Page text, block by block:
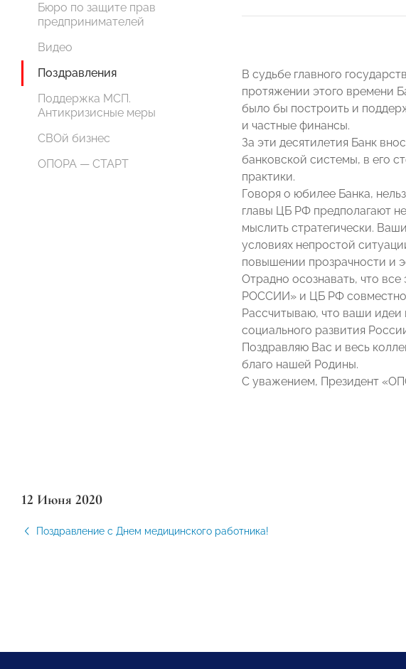
Бюро по защите прав
предпринимателей
Видео
Поздравления
Поддержка МСП.
Антикризисные меры
СВОй бизнес
ОПОРА — СТАРТ
В судьбе главного
протяжении этого времени
было бы построить и
и частные финансы.
За эти десятилетия Банк
банковской системы, в его
практики.
Говоря о юбилее Банка,
главы ЦБ РФ предполагают
мыслить стратегически.
условиях непростой
повышении прозрачности и
Отрадно осознавать, что
РОССИИ» и ЦБ РФ совместно
Рассчитываю, что ваши идеи
социального развития
Поздравляю Вас и весь
благо нашей Родины.
С уважением, Президент
12 Июня 2020
Поздравление с Днем медицинского работника!